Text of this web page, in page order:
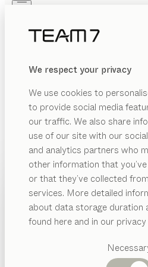
We respect your privacy
We use cookies to
to provide social media
our traffic. We also share
use of our site with our
and analytics partners who
other information that
or that they’ve collected
services. More detailed
about data storage duration
found here and in our
PRODUKTE
INSPIRATION
HÄNDLER
Vorgeschlagene
Kategorien
PRODUKTE
INSPIRATION
ÜBER UNS
WILLKOMMEN
TEAM 7
In unserem Pressebereich
Informationen,
Ansprechpartner für Ihre
Sie ein in die Welt von TEAM